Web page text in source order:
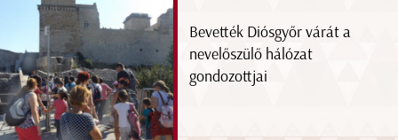
Bevették Diósgyőr várát a
nevelőszülő hálózat
gondozottjai